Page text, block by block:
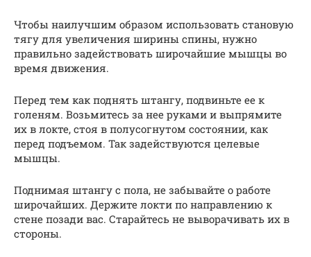
Чтобы наилучшим образом использовать становую
тягу для увеличения ширины спины, нужно
правильно задействовать широчайшие мышцы во
время движения.
Перед тем как поднять штангу, подвиньте ее к
голеням. Возьмитесь за нее руками и выпрямите
их в локте, стоя в полусогнутом состоянии, как
перед подъемом. Так задействуются целевые
мышцы.
Поднимая штангу с пола, не забывайте о работе
широчайших. Держите локти по направлению к
стене позади вас. Старайтесь не выворачивать их в
стороны.